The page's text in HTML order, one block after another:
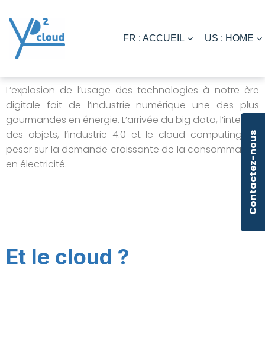
FR : ACCUEIL US : HOME
L’explosion de l’usage des technologies à notre ère
digitale fait de l’industrie numérique une des plus
gourmandes en énergie. L’arrivée du big data, l’internet
des objets, l’industrie 4.0 et le cloud computing va
peser sur la demande croissante de la consommation
en électricité.
Et le cloud ?
Contactez-nous